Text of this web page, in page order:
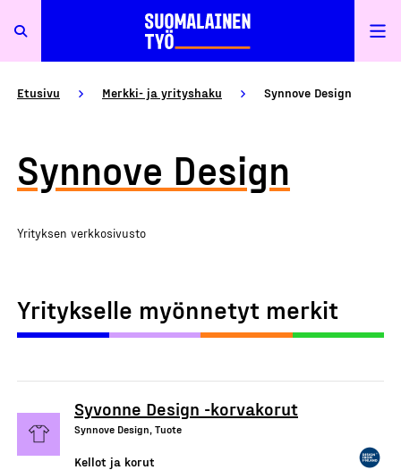
Etusivu Merkki- ja yrityshaku Synnove Design
Synnove Design
Yrityksen verkkosivusto
Yritykselle myönnetyt merkit
Syvonne Design -korvakorut
Synnove Design, Tuote
Kellot ja korut